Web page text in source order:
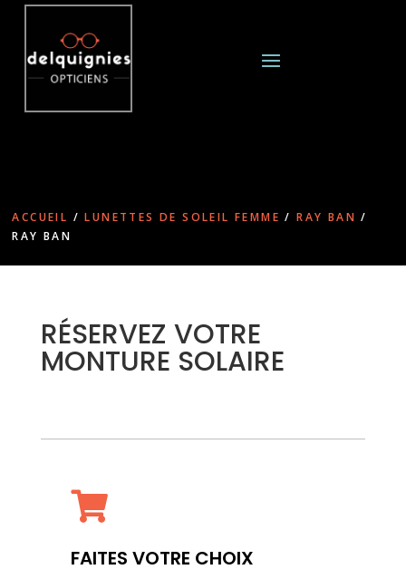
ACCUEIL /LUNETTES DE SOLEIL FEMME /RAY BAN /
RAY BAN
RÉSERVEZ VOTRE
MONTURE SOLAIRE

FAITES VOTRE CHOIX